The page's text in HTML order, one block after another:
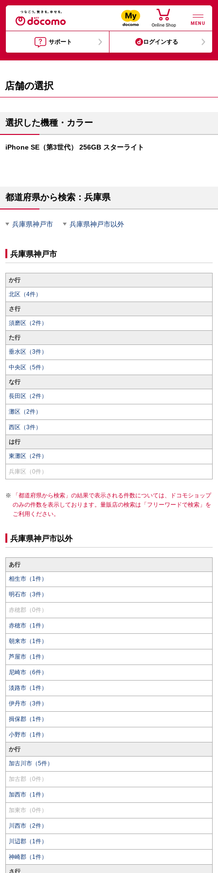
MENU
サポート ログインする
店舗の選択
選択した機種・カラー
iPhone SE（第3世代） 256GB スターライト
都道府県から検索：兵庫県
兵庫県神戸市 兵庫県神戸市以外
兵庫県神戸市
か行
北区（4件）
さ行
須磨区（2件）
た行
垂水区（3件）
中央区（5件）
な行
長田区（2件）
灘区（2件）
西区（3件）
は行
東灘区（2件）
兵庫区（0件）
「都道府県から検索」の結果で表示される件数については、ドコモショップ
のみの件数を表示しております。量販店の検索は「フリーワードで検索」を
ご利用ください。
兵庫県神戸市以外
あ行
相生市（1件）
明石市（3件）
赤穂郡（0件）
赤穂市（1件）
朝来市（1件）
芦屋市（1件）
尼崎市（6件）
淡路市（1件）
伊丹市（3件）
揖保郡（1件）
小野市（1件）
か行
加古川市（5件）
加古郡（0件）
加西市（1件）
加東市（0件）
川西市（2件）
川辺郡（1件）
神崎郡（1件）
さ行